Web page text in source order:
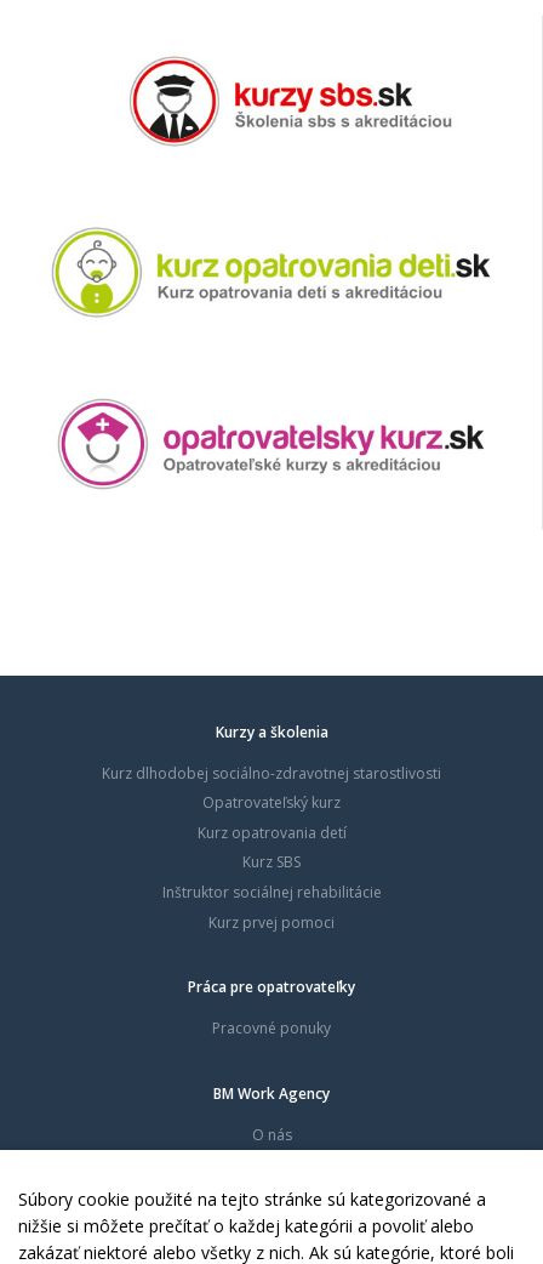
Kurzy a školenia
Kurz dlhodobej sociálno-zdravotnej starostlivosti
Opatrovateľský kurz
Kurz opatrovania detí
Kurz SBS
Inštruktor sociálnej rehabilitácie
Kurz prvej pomoci
Práca pre opatrovateľky
Pracovné ponuky
BM Work Agency
O nás
Dokumenty
Kontakty
Súbory cookie použité na tejto stránke sú kategorizované a
nižšie si môžete prečítať o každej kategórii a povoliť alebo
zakázať niektoré alebo všetky z nich. Ak sú kategórie, ktoré boli